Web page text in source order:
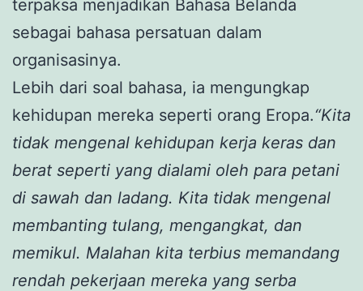
terpaksa menjadikan Bahasa Belanda
sebagai bahasa persatuan dalam
organisasinya.
Lebih dari soal bahasa, ia mengungkap
kehidupan mereka seperti orang Eropa.“Kita
tidak mengenal kehidupan kerja keras dan
berat seperti yang dialami oleh para petani
di sawah dan ladang. Kita tidak mengenal
membanting tulang, mengangkat, dan
memikul. Malahan kita terbius memandang
rendah pekerjaan mereka yang serba